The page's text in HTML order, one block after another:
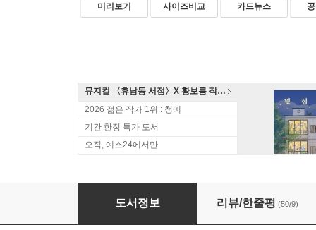
미리보기 사이즈비교 카드뉴스
뮤지컬 〈휴남동 서점〉X 황보름 작가 북토크
2026 젊은 작가 1위 : 청예
기간 한정 특가 도서
오직, 예스24에서만
바람난 의사와 미친 이웃들
도서정보 리뷰/한줄평 (50/9)